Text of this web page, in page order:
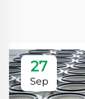
27
Sep